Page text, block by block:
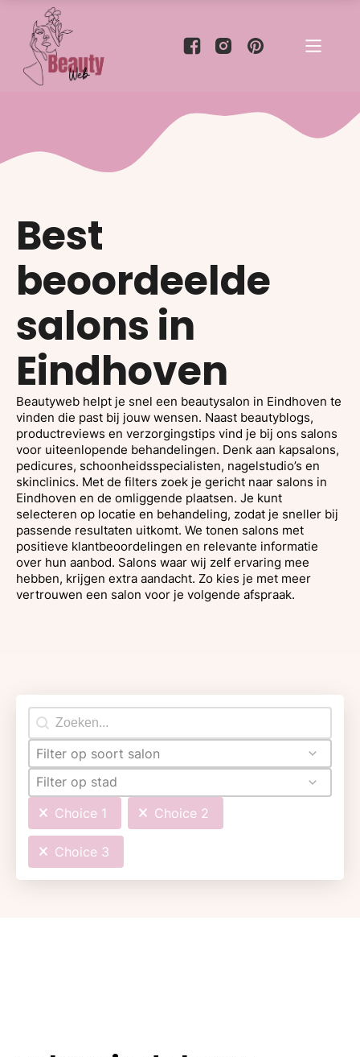
Best
beoordeelde
salons in
Eindhoven
Beautyweb helpt je snel een beautysalon in Eindhoven te
vinden die past bij jouw wensen. Naast beautyblogs,
productreviews en verzorgingstips vind je bij ons salons
voor uiteenlopende behandelingen. Denk aan kapsalons,
pedicures, schoonheidsspecialisten, nagelstudio’s en
skinclinics. Met de filters zoek je gericht naar salons in
Eindhoven en de omliggende plaatsen. Je kunt
selecteren op locatie en behandeling, zodat je sneller bij
passende resultaten uitkomt. We tonen salons met
positieve klantbeoordelingen en relevante informatie
over hun aanbod. Salons waar wij zelf ervaring mee
hebben, krijgen extra aandacht. Zo kies je met meer
vertrouwen een salon voor je volgende afspraak.
Search content
Filter op soort salon
Filter op stad
Choice 1
Choice 2
Choice 3